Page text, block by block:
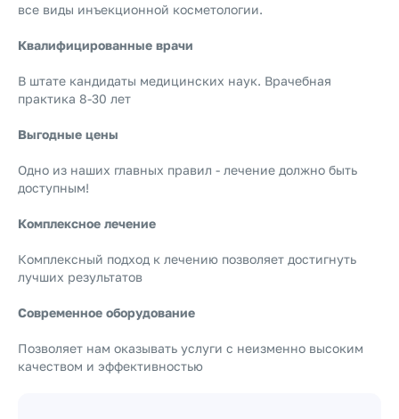
все виды инъекционной косметологии.
Квалифицированные врачи
В штате кандидаты медицинских наук. Врачебная
практика 8-30 лет
Выгодные цены
Одно из наших главных правил - лечение должно быть
доступным!
Комплексное лечение
Комплексный подход к лечению позволяет достигнуть
лучших результатов
Современное оборудование
Позволяет нам оказывать услуги с неизменно высоким
качеством и эффективностью